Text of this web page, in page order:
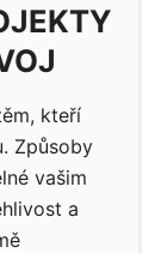
kteří
Způsoby
vašim
a